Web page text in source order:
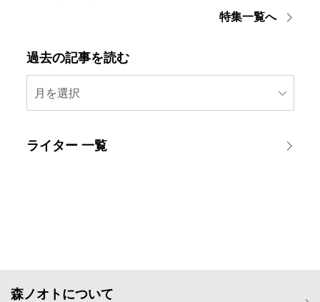
特集一覧へ
過去の記事を読む
月を選択
ライター 一覧
森ノオトについて